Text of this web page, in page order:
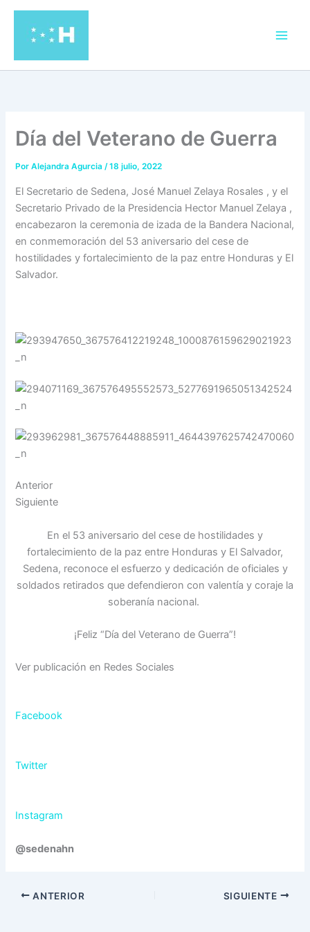
contenido
Día del Veterano de Guerra
PorAlejandra Agurcia/18 julio, 2022
El Secretario de Sedena, José Manuel Zelaya Rosales , y el
Secretario Privado de la Presidencia Hector Manuel Zelaya ,
encabezaron la ceremonia de izada de la Bandera Nacional,
en conmemoración del 53 aniversario del cese de
hostilidades y fortalecimiento de la paz entre Honduras y El
Salvador.
Anterior
Siguiente
En el 53 aniversario del cese de hostilidades y
fortalecimiento de la paz entre Honduras y El Salvador,
Sedena, reconoce el esfuerzo y dedicación de oficiales y
soldados retirados que defendieron con valentía y coraje la
soberanía nacional.
¡Feliz “Día del Veterano de Guerra”!
Ver publicación en Redes Sociales
Facebook
Twitter
Instagram
@sedenahn
ANTERIOR SIGUIENTE